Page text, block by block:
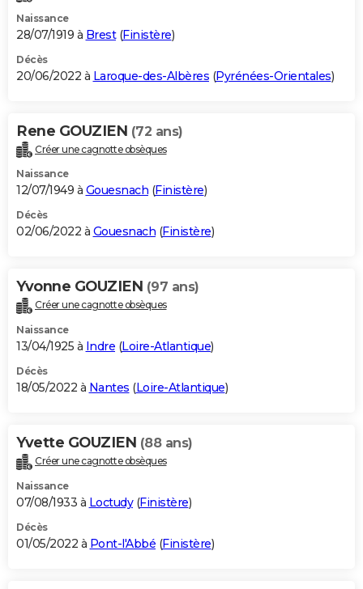
Naissance
28/07/1919 à Brest(Finistère)
Décès
20/06/2022 à Laroque-des-Albères (Pyrénées-Orientales)
Rene GOUZIEN (72 ans)
Créer une cagnotte obsèques
Naissance
12/07/1949 à Gouesnach (Finistère)
Décès
02/06/2022 à Gouesnach (Finistère)
Yvonne GOUZIEN (97 ans)
Créer une cagnotte obsèques
Naissance
13/04/1925 à Indre (Loire-Atlantique)
Décès
18/05/2022 à Nantes (Loire-Atlantique)
Yvette GOUZIEN (88 ans)
Créer une cagnotte obsèques
Naissance
07/08/1933 à Loctudy(Finistère)
Décès
01/05/2022 à Pont-l'Abbé (Finistère)